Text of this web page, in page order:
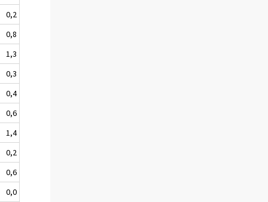
0,2
0,8
1,3
0,3
0,4
0,6
1,4
0,2
0,6
0,0